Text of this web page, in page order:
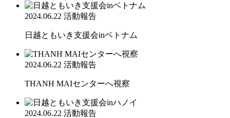
2024.06.22 活動報告
日越ともいき支援会inベトナム
2024.06.22 活動報告
THANH MAIセンターへ視察
2024.06.22 活動報告